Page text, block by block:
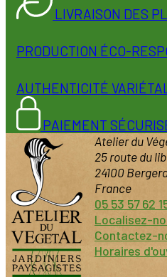
LIVRAISON DES
PRODUCTION ÉCO-
AUTHENTICITÉ
PAIEMENT
Atelier du
25 route du
24100
France
05 53 57 62
Localisez-
Contactez-
Horaires